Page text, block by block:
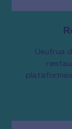
Usufrua